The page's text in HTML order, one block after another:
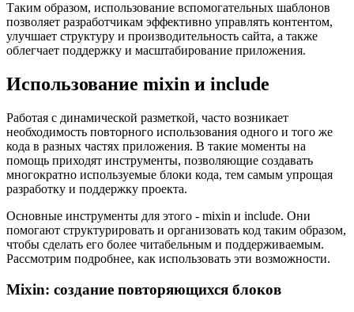
Таким образом, использование вспомогательных шаблонов
позволяет разработчикам эффективно управлять контентом,
улучшает структуру и производительность сайта, а также
облегчает поддержку и масштабирование приложения.
Использование mixin и include
Работая с динамической разметкой, часто возникает
необходимость повторного использования одного и того же
кода в разных частях приложения. В такие моменты на
помощь приходят инструменты, позволяющие создавать
многократно используемые блоки кода, тем самым упрощая
разработку и поддержку проекта.
Основные инструменты для этого - mixin и include. Они
помогают структурировать и организовать код таким образом,
чтобы сделать его более читабельным и поддерживаемым.
Рассмотрим подробнее, как использовать эти возможности.
Mixin: создание повторяющихся блоков